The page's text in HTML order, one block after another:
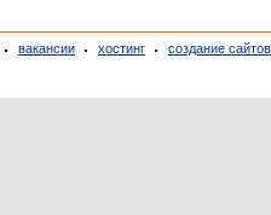
вакансии хостинг создание сайтов